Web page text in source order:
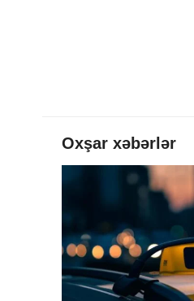
Oxşar xəbərlər